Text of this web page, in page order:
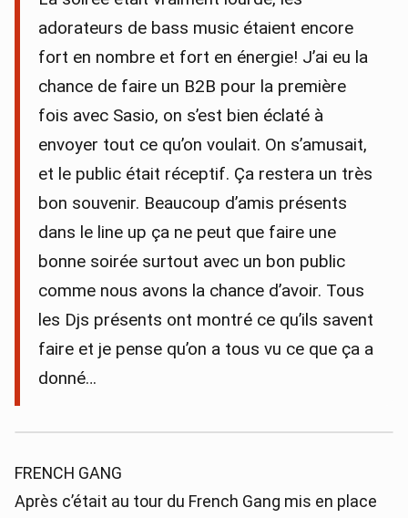
adorateurs de bass music étaient encore
fort en nombre et fort en énergie! J’ai eu la
chance de faire un B2B pour la première
fois avec Sasio, on s’est bien éclaté à
envoyer tout ce qu’on voulait. On s’amusait,
et le public était réceptif. Ça restera un très
bon souvenir. Beaucoup d’amis présents
dans le line up ça ne peut que faire une
bonne soirée surtout avec un bon public
comme nous avons la chance d’avoir. Tous
les Djs présents ont montré ce qu’ils savent
faire et je pense qu’on a tous vu ce que ça a
donné…
FRENCH GANG
Après c’était au tour du French Gang mis en place